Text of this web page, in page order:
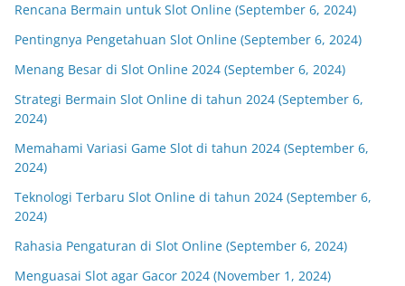
Rencana Bermain untuk Slot Online (September 6, 2024)
Pentingnya Pengetahuan Slot Online (September 6, 2024)
Menang Besar di Slot Online 2024 (September 6, 2024)
Strategi Bermain Slot Online di tahun 2024 (September 6,
2024)
Memahami Variasi Game Slot di tahun 2024 (September 6,
2024)
Teknologi Terbaru Slot Online di tahun 2024 (September 6,
2024)
Rahasia Pengaturan di Slot Online (September 6, 2024)
Menguasai Slot agar Gacor 2024 (November 1, 2024)